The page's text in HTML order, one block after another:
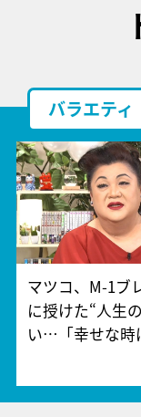
バラエティ
マツコ、M-1ブ
に授けた“人生
い…「幸せな